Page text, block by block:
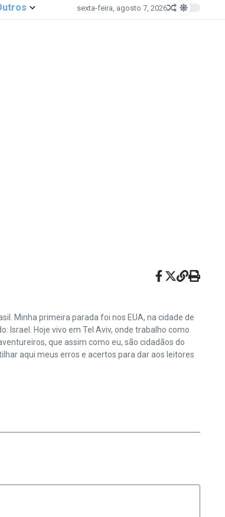
sexta-feira, agosto 7, 2026
Minha primeira parada foi nos EUA, na cidade de
Israel. Hoje vivo em Tel Aviv, onde trabalho como
que assim como eu, são cidadãos do
aqui meus erros e acertos para dar aos leitores